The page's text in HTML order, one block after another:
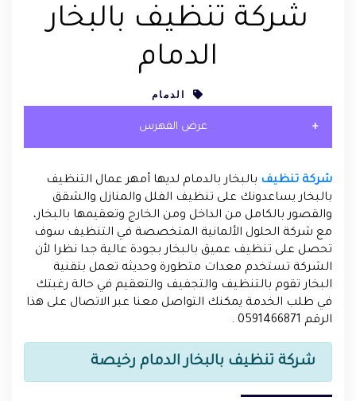
شركة تنظيف بالبخار
الدمام
الدمام
عرض الفهرس
شركة تنظيف بالبخار بالدمام لديها أمهر عمال التنظيف
بالبخار يساعدونك على تنظيف الفلل والمنازل والشقق
والقصور بالكامل من الداخل ومن الخارج وتعقيمها بالبخار،
مع شركة الحلول الألمانية المتخصصة في التنظيف سوف
تحصل على تنظيف عميق بالبخار بجودة عالية جدا نظرا لأن
الشركة تستخدم معدات متطورة وحديثه تعمل بتقنية
البخار تقوم بالتنظيف والتجفيف والتعقيم في حالة رغبتك
في طلب الخدمة يمكنك التواصل معنا عبر الاتصال على هذا
الرقم 0591466871 .
شركة تنظيف بالبخار الدمام رخيصة